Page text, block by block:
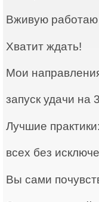
Вживую
Хватит ждать!
Мои
запуск удачи на
Лучшие
всех без
Вы сами